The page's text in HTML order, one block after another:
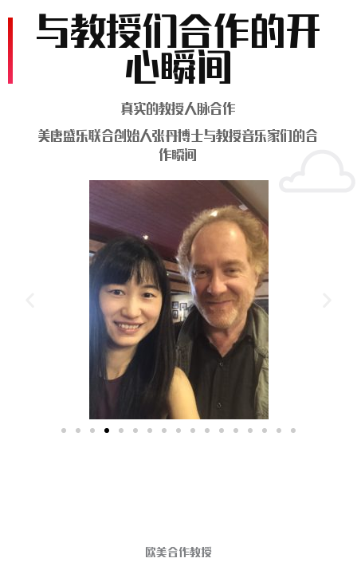
与教授们合作的开
心瞬间
真实的教授人脉合作
美唐盛乐联合创始人张丹博士与教授音乐家们的合
作瞬间
欧美合作教授